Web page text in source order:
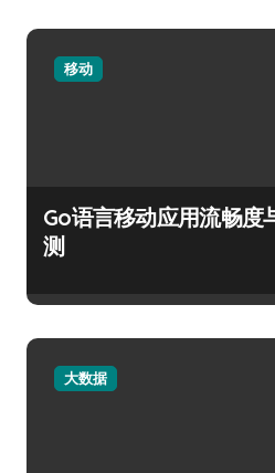
移动
Go语言移动应用流畅度
测
大数据